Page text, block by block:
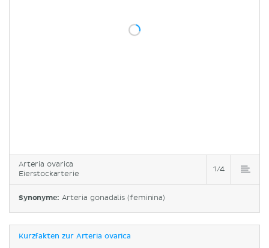
Arteria ovarica
Eierstockarterie
1/4
Synonyme: Arteria gonadalis (feminina)
Kurzfakten zur Arteria ovarica